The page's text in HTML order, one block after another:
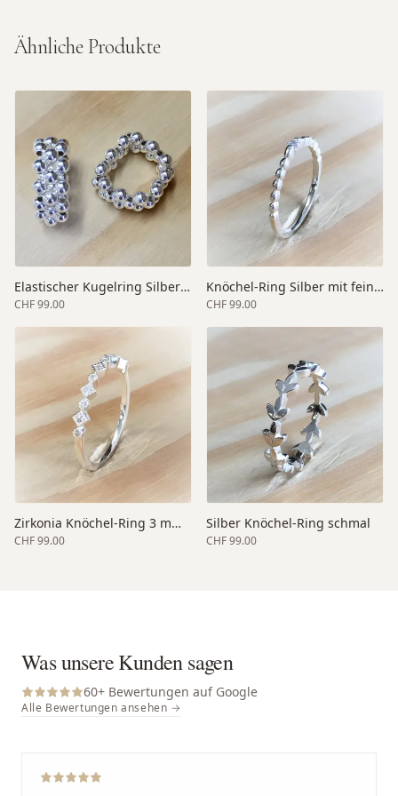
Ähnliche Produkte
Elastischer Kugelring Silber dreireihig
CHF 99.00
Knöchel-Ring Silber mit feinem Zirkonia
CHF 99.00
Zirkonia Knöchel-Ring 3 mm oben
CHF 99.00
Silber Knöchel-Ring schmal
CHF 99.00
Was unsere Kunden sagen
60+ Bewertungen auf Google
Alle Bewertungen ansehen →